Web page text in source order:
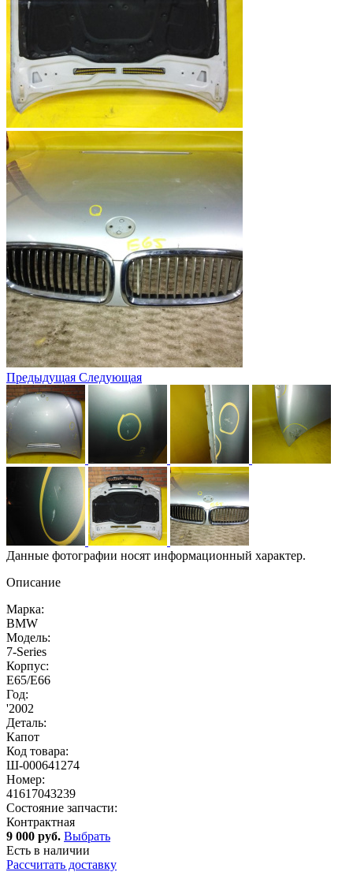
Предыдущая Следующая
Данные фотографии носят информационный характер.
Описание
Марка:
BMW
Модель:
7-Series
Корпус:
E65/E66
Год:
'2002
Деталь:
Капот
Код товара:
Ш-000641274
Номер:
41617043239
Состояние запчасти:
Контрактная
9 000 руб. Выбрать
Есть в наличии
Рассчитать доставку